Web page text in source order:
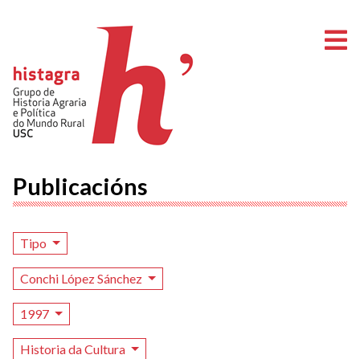
Publicacións
Tipo
Conchi López Sánchez
1997
Historia da Cultura